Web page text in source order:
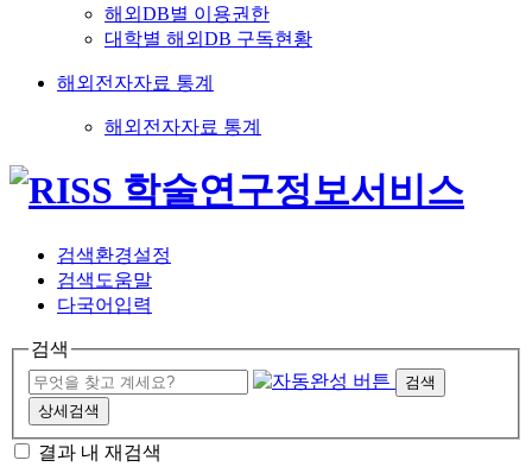
해외DB별 이용권한
대학별 해외DB 구독현황
해외전자자료 통계
해외전자자료 통계
검색환경설정
검색도움말
다국어입력
검색
검색
상세검색
결과 내 재검색